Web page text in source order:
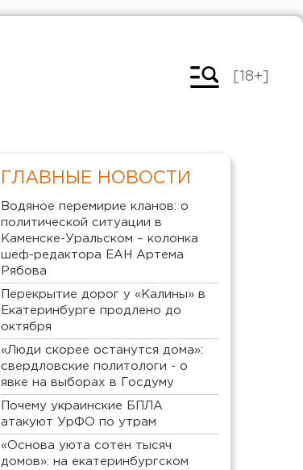
[18+]
ГЛАВНЫЕ НОВОСТИ
Водяное перемирие кланов: о
политической ситуации в
Каменске-Уральском – колонка
шеф-редактора ЕАН Артема
Рябова
Перекрытие дорог у «Калины» в
Екатеринбурге продлено до
октября
«Люди скорее останутся дома»:
свердловские политологи - о
явке на выборах в Госдуму
Почему украинские БПЛА
атакуют УрФО по утрам
«Основа уюта сотен тысяч
домов»: на екатеринбургском